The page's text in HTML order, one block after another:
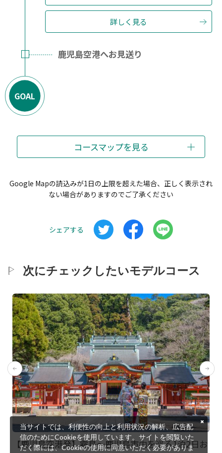
詳しく見る
鹿児島空港へお見送り
GOAL
コースマップを見る
Google Mapの読込みが1日の上限を超えた場合、正しく表示され
ない場合がありますのでご了承ください
シェアする
次にチェックしたいモデルコース
【鹿児島空港発】霧島〜鹿児島市内を巡る1泊2日お
当サイトでは、利便性の向上と利用状況の解析、広告配
信のためにCookieを使用しています。サイトを閲覧いた
だく際には、Cookieの使用に同意いただく必要がありま